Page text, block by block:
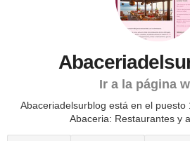
Ir a la página
Abaceriadelsurblog está en el puesto
Abaceria: Restaurantes y